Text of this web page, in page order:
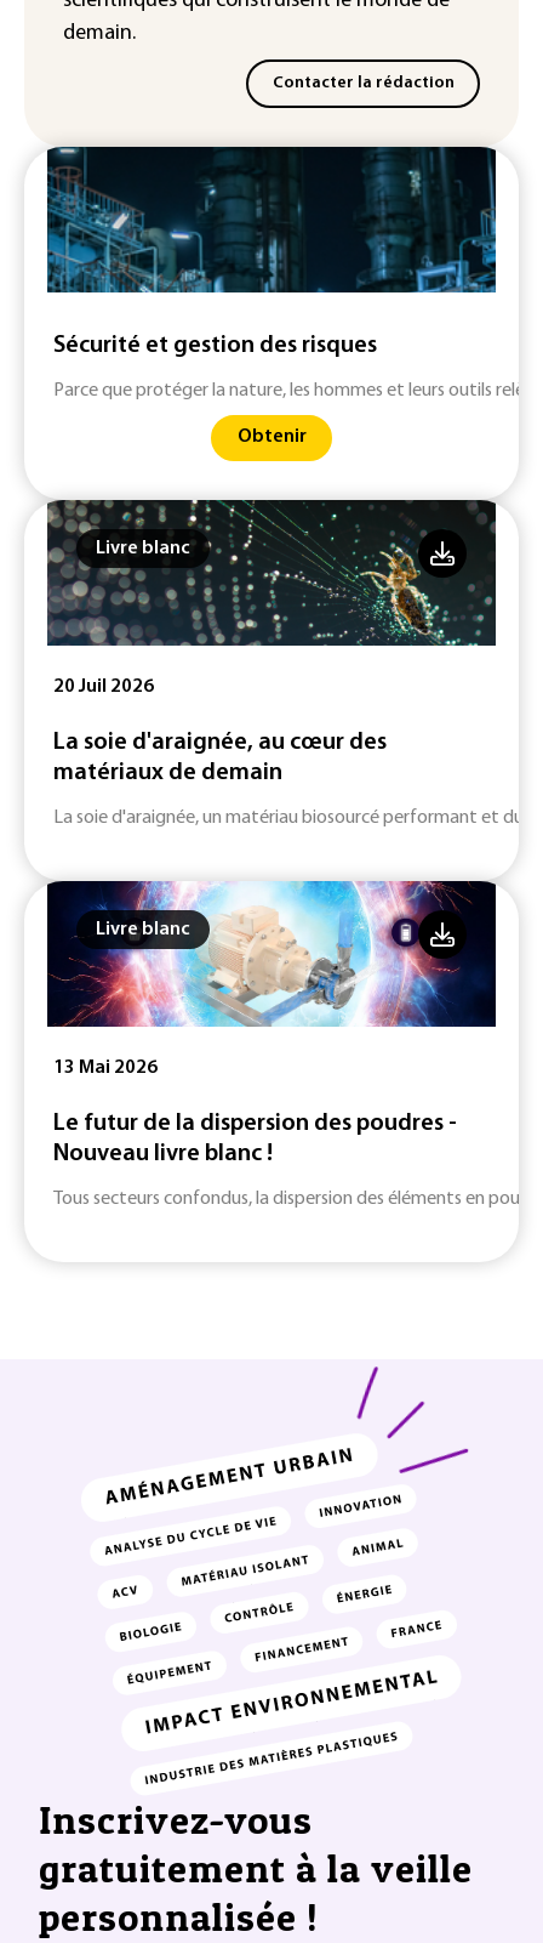
demain.
Contacter la rédaction
Sécurité et gestion des risques
Parce que protéger la nature, les hommes et leurs outils
Obtenir
Livre blanc
20 Juil 2026
La soie d'araignée, au cœur des
matériaux de demain
La soie d'araignée, un matériau biosourcé performant et
Livre blanc
13 Mai 2026
Le futur de la dispersion des poudres -
Nouveau livre blanc !
Tous secteurs confondus, la dispersion des éléments en
Inscrivez-vous
gratuitement à la veille
personnalisée !